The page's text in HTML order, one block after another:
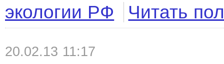
экологии РФ
Читать
20.02.13 11:17